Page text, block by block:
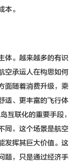
本。
空承运人在构思如何
面随着消费升级，乘
适、更丰富的飞行体
互联化的重要手段，
同，这个场景是航空
发挥其巨大价值。这
题，只是通过经济手